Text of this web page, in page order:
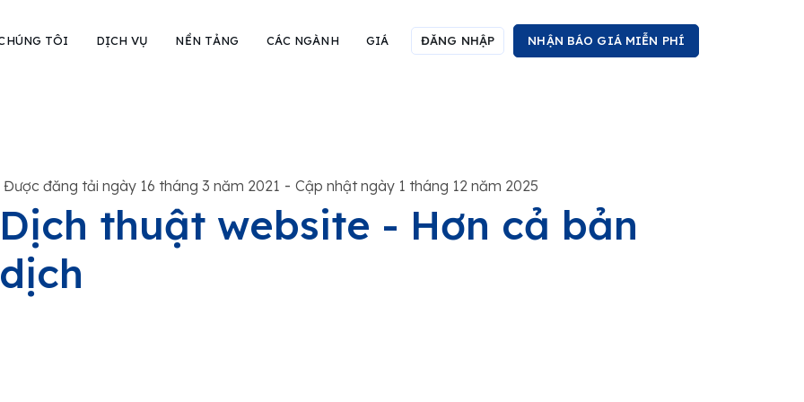
TÔI DỊCH VỤ NỀN TẢNG CÁC NGÀNH GIÁ ĐĂNG NHẬP NHẬN BÁO GIÁ MIỄN PHÍ
Được đăng tải ngày 16 tháng 3 năm 2021 - Cập nhật ngày 1 tháng 12 năm 2025
thuật website - Hơn cả bản